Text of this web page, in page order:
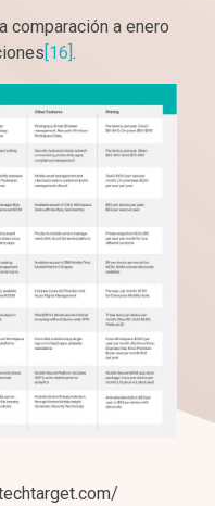
comparación a enero
[16].